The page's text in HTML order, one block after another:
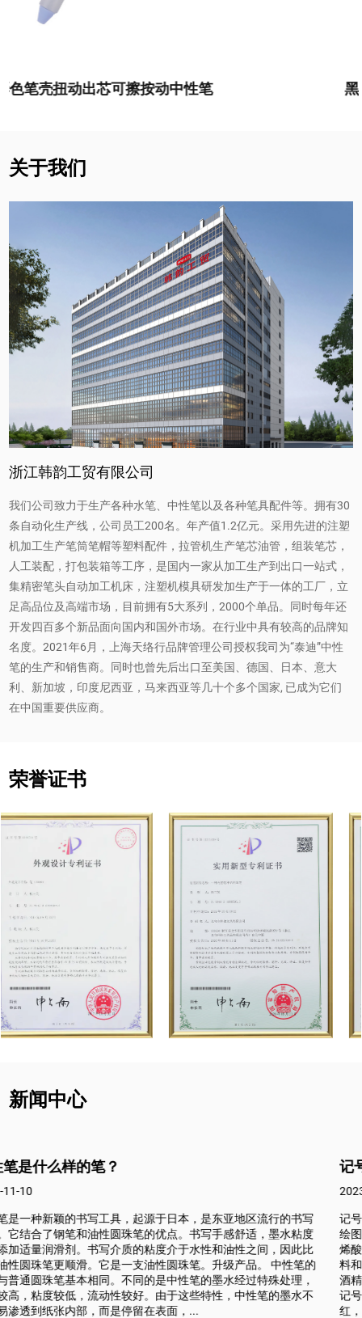
7. 按动式设计：
作。
1.笔尖：
墨。
黑色非透明中性笔芯，墨水饱满，书写清
晰。
3.笔握：
点点凸起设计，舒适握持，缓解用笔时的
手部疲劳感。
4.笔身：
透明笔身设计，简约时尚
5.笔夹：
金属笔夹，牢固耐用，方便携带。
注意事项：
1.请将笔放置于通风干燥的环境中，避免高温和阳
光直射，以免影响使用效果。
2.请妥善保存笔帽，防止墨汁晒干或泄漏。
3.建议在书写前摇动笔身，使墨汁均匀分布，以保
持书写的质量。
4.如觉墨水不畅或出现异常情况，请更换笔芯，以
免影响书写效果。
总结：
彩色透明款点点解压速干中性笔以其精美的外观和
卓越的书写性能成为了用户的首选，无论是工作、
学习还是日常生活中的记录，都可轻松胜任。优质
用户提供了舒适自如的书写体验。让我们尽情释放
创造力，畅快书写吧！
黑白笔壳扭动出芯可擦按动中性笔
关于我们
浙江韩韵工贸有限公司
我们公司致力于生产各种水笔、中性笔以及各种笔具配件等。拥有30
条自动化生产线，公司员工200名。年产值1.2亿元。采用先进的注塑
机加工生产笔筒笔帽等塑料配件，拉管机生产笔芯油管，组装笔芯，
人工装配，打包装箱等工序，是国内一家从加工生产到出口一站式，
集精密笔头自动加工机床，注塑机模具研发加生产于一体的工厂，立
足高品位及高端市场，目前拥有5大系列，2000个单品。同时每年还
开发四百多个新品面向国内和国外市场。在行业中具有较高的品牌知
名度。2021年6月，上海天络行品牌管理公司授权我司为“泰迪”中性
笔的生产和销售商。同时也曾先后出口至美国、德国、日本、意大
利、新加坡，印度尼西亚，马来西亚等几十个多个国家, 已成为它们
在中国重要供应商。
荣誉证书
新闻中心
的书写
水粘度
因此比
性笔的
处理，
墨水不
记号笔和丙烯酸记号笔之间的五个主要区别。
记号笔和亚克力记号笔都是非常流行的绘图工具，虽然它
绘图的绘图工具，但它们之间有很多明显的区别。以下是
烯酸记号笔之间的五个主要区别： 1、材质：记号笔的主
料和蜡，使记号笔颜色鲜艳，耐光性持久。记号笔使用油
酒精基墨水。这些墨水通常含有油成分，有刺激性且易挥
记号笔的主要成分是丙烯酸颜料，这使得亚克力记号笔的
红，并且能够提供良好的遮盖...